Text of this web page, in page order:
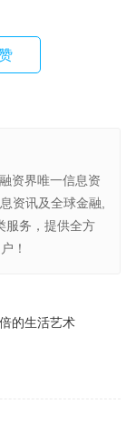
资界唯一信息资
资讯及全球金融,
服务，提供全方
！
的生活艺术